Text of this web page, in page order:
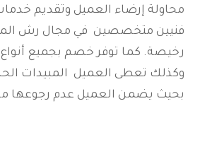
محاولة إرضاء العميل وتقديم
فنيين متخصصين في مجال رش
رخيصة. كما توفر خصم بجميع أنواع
وكذلك تعطى العميل المبيدات
بحيث يضمن العميل عدم رجوعها